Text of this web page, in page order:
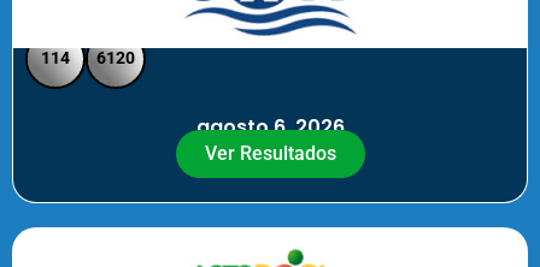
SXM Medio día - Pick 3 Pick 4
114 6120
agosto 6, 2026
Ver Resultados